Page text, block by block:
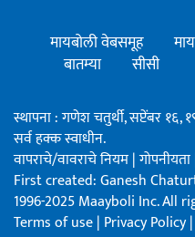
मायबोली वेबसमूह
बातम्या
सीसी
स्थापना : गणेश चतुर्थी, सप्टेंबर १६,
सर्व हक्क स्वाधीन.
वापराचे/वावराचे नियम|गोपनीयता
First created: Ganesh
1996-2025 Maayboli Inc. All
Terms of use| Privacy Policy|